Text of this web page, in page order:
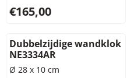
Prijs: 165,00, exclusief btw:
€165,00
Dubbelzijdige wandklok
NE3334AR
Ø 28 x 10 cm